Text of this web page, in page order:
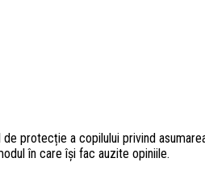
protecție a copilului privind
în care își fac auzite opiniile.